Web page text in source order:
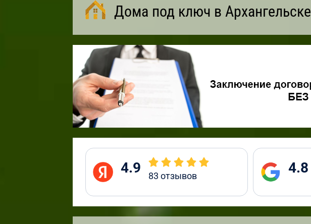
Дома под ключ в Архангельске
4.9 83 отзывов 4.8